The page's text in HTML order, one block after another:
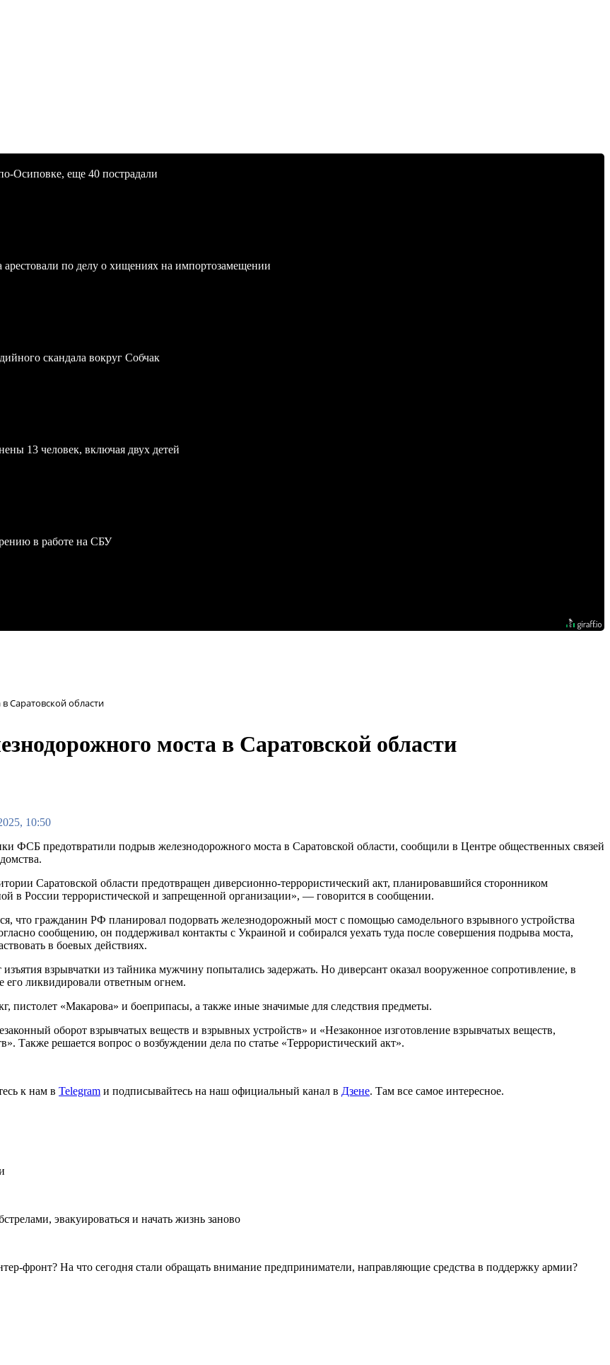
Осиповке, еще 40 пострадали
по делу о хищениях на импортозамещении
скандала вокруг Собчак
13 человек, включая двух детей
в работе на СБУ
Саратовской области
моста в Саратовской области
10:50
ФСБ предотвратили подрыв железнодорожного моста в Саратовской области, сообщили в Центре общественных связей
Саратовской области предотвращен диверсионно-террористический акт, планировавшийся сторонником
в России террористической и запрещенной организации», — говорится в сообщении.
что гражданин РФ планировал подорвать железнодорожный мост с помощью самодельного взрывного устройства
сообщению, он поддерживал контакты с Украиной и собирался уехать туда после совершения подрыва моста,
в боевых действиях.
взрывчатки из тайника мужчину попытались задержать. Но диверсант оказал вооруженное сопротивление, в
его ликвидировали ответным огнем.
пистолет «Макарова» и боеприпасы, а также иные значимые для следствия предметы.
оборот взрывчатых веществ и взрывных устройств» и «Незаконное изготовление взрывчатых веществ,
Также решается вопрос о возбуждении дела по статье «Террористический акт».
к нам в Telegram и подписывайтесь на наш официальный канал в Дзене. Там все самое интересное.
эвакуироваться и начать жизнь заново
фронт? На что сегодня стали обращать внимание предприниматели, направляющие средства в поддержку армии?